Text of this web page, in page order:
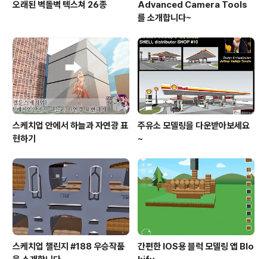
오래된 벽돌벽 텍스쳐 26종
Advanced Camera Tools
를 소개합니다~
스케치업 안에서 하늘과 자연광 표
현하기
주유소 모델링을 다운받아보세요
~
스케치업 챌린지 #188 우승작품
간편한 IOS용 블럭 모델링 앱 Blo